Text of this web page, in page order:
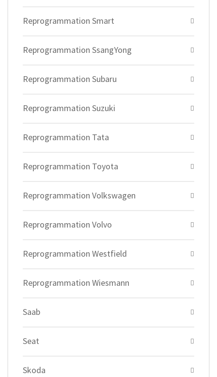
Reprogrammation Smart
Reprogrammation SsangYong
Reprogrammation Subaru
Reprogrammation Suzuki
Reprogrammation Tata
Reprogrammation Toyota
Reprogrammation Volkswagen
Reprogrammation Volvo
Reprogrammation Westfield
Reprogrammation Wiesmann
Saab
Seat
Skoda